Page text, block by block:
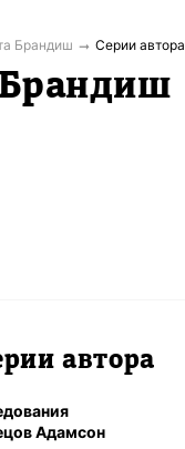
Брандиш Серии автора
автора
Адамсон